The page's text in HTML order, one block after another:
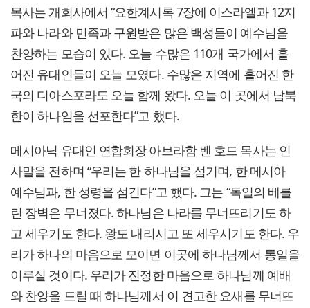
목사는 개회사에서 “요한계시록 7장에 이스라엘과 12지
파와 나라와 민족과 구원받은 많은 백성들이 예수님을
찬양하는 모습이 있다. 오늘 수많은 110개 국가에서 흩
어진 유대인들이 오늘 모였다. 수많은 지역에 흩어진 한
국의 디아스포라도 오늘 함께 왔다. 오늘 이 곳에서 남북
한이 하나임을 선포한다”고 했다.
메시아닉 유대인 연합회장 아브라함 벤 호드 목사는 인
사말을 전하며 “우리는 한 하나님을 섬기며, 한 메시아
예수님과, 한 성령을 섬긴다”고 했다. 그는 “독일의 베를
린 장벽은 무너졌다. 하나님은 나라를 무너뜨리기도 하
고 세우기도 한다. 왕도 내리시고 또 세우시기도 한다. 우
리가 하나의 마음으로 모이면 이곳에 하나님께서 통일을
이루실 것이다. 우리가 진정한 마음으로 하나님께 예배
와 찬양을 드릴 때 하나님께서 이 견고한 요새를 무너뜨